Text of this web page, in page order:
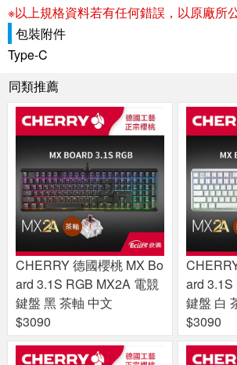
※以上規格資料若有任何錯誤，以原廠所
包裝附件
Type-C
同類推薦
CHERRY 德國櫻桃 MX Bo
ard 3.1S RGB MX2A 電競
鍵盤 黑 茶軸 中文
$3090
ard
鍵盤 白
$3090